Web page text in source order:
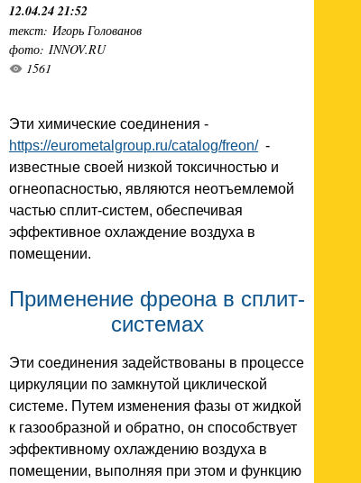
12.04.24 21:52
текст: Игорь Голованов
фото: INNOV.RU
1561
Эти химические соединения -
https://eurometalgroup.ru/catalog/freon/-
известные своей низкой токсичностью и
огнеопасностью, являются неотъемлемой
частью сплит-систем, обеспечивая
эффективное охлаждение воздуха в
помещении.
Применение фреона в сплит-
системах
Эти соединения задействованы в процессе
циркуляции по замкнутой циклической
системе. Путем изменения фазы от жидкой
к газообразной и обратно, он способствует
эффективному охлаждению воздуха в
помещении, выполняя при этом и функцию